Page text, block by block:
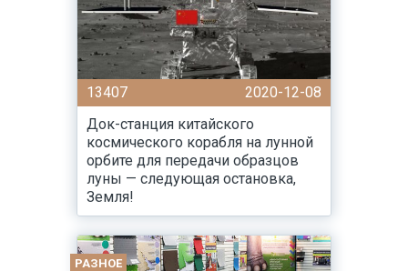
13407
2020-12-08
Док-станция китайского
космического корабля на лунной
орбите для передачи образцов
луны — следующая остановка,
Земля!
РАЗНОЕ